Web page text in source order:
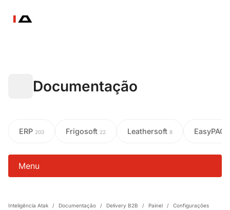
Documentação
ERP 203 Frigosoft 22 Leathersoft 8 EasyPAC
Menu
Inteligência Atak / Documentação / Delivery B2B / Painel / Configurações